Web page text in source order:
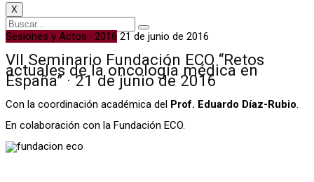
X
Sesiones y Actos · 2016 21 de junio de 2016
VII Seminario Fundación ECO “Retos
actuales de la oncología médica en
España” · 21 de junio de 2016
Con la coordinación académica del Prof. Eduardo Díaz-Rubio.
En colaboración con la Fundación ECO.